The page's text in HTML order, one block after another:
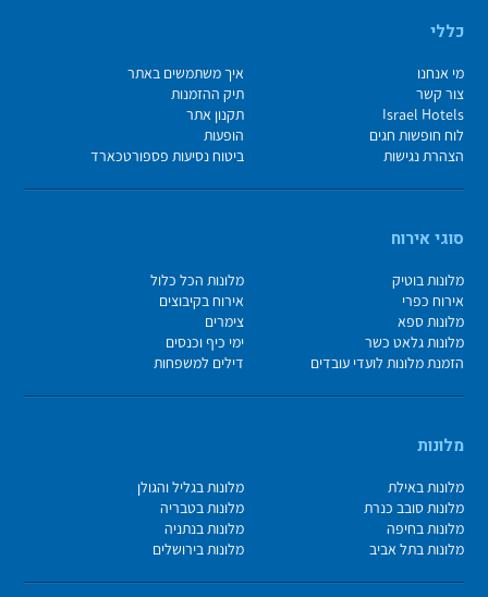
כללי
מי אנחנו
איך משתמשים באתר
צור קשר
תיק ההזמנות
Israel Hotels
תקנון אתר
לוח חופשות חגים
הופעות
הצהרת נגישות
ביטוח נסיעות פספורטכארד
סוגי אירוח
מלונות בוטיק
מלונות הכל כלול
אירוח כפרי
אירוח בקיבוצים
מלונות ספא
צימרים
מלונות גלאט כשר
ימי כיף וכנסים
הזמנת מלונות לועדי עובדים
דילים למשפחות
מלונות
מלונות באילת
מלונות בגליל והגולן
מלונות סובב כנרת
מלונות בטבריה
מלונות בחיפה
מלונות בנתניה
מלונות בתל אביב
מלונות בירושלים